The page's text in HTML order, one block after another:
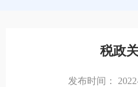
税政
发布时间：